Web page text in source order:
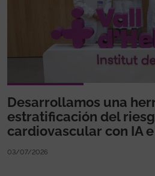
Desarrollamos una
estratificación del
cardiovascular con IA
03/07/2026